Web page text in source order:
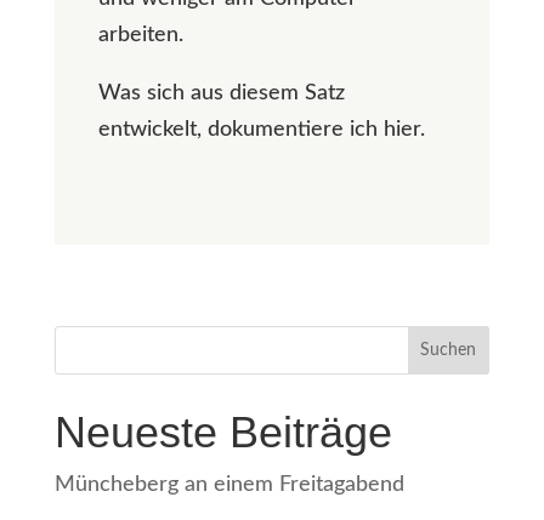
arbeiten.
Was sich aus diesem Satz
entwickelt, dokumentiere ich hier.
Neueste Beiträge
Müncheberg an einem Freitagabend